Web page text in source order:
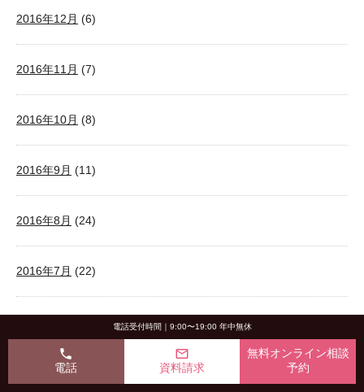
2016年12月 (6)
2016年11月 (7)
2016年10月 (8)
2016年9月 (11)
2016年8月 (24)
2016年7月 (22)
2016年5月(9)
電話受付時間｜9:00〜19:00 年中無休
phone
電話
mail_outline
資料請求
無料オンライン相談
予約